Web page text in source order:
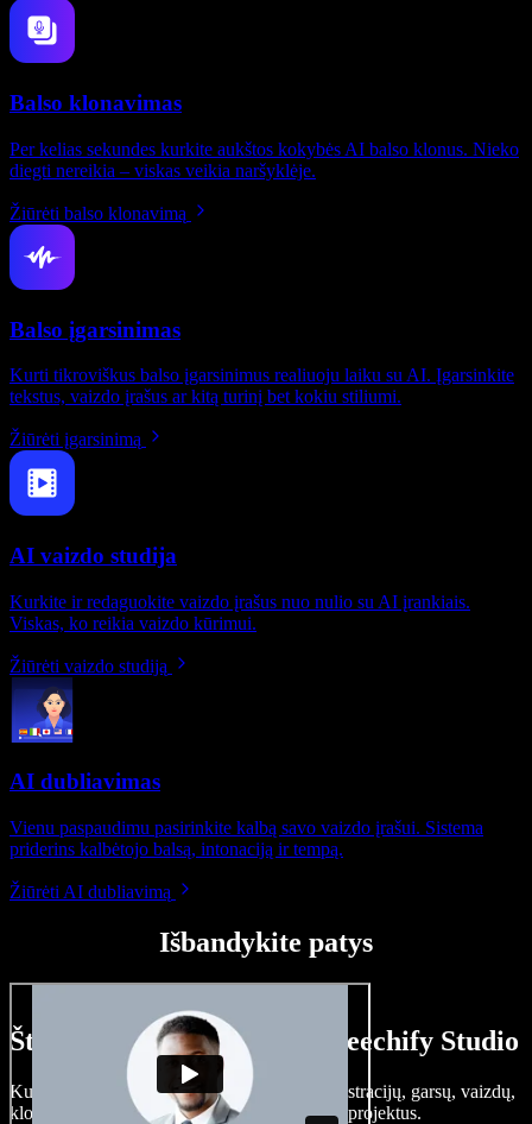
Balso klonavimas
Per kelias sekundes kurkite aukštos kokybės AI balso klonus. Nieko
diegti nereikia – viskas veikia naršyklėje.
Žiūrėti balso klonavimą
Balso įgarsinimas
Kurti tikroviškus balso įgarsinimus realiuoju laiku su AI. Įgarsinkite
tekstus, vaizdo įrašus ar kitą turinį bet kokiu stiliumi.
Žiūrėti įgarsinimą
AI vaizdo studija
Kurkite ir redaguokite vaizdo įrašus nuo nulio su AI įrankiais.
Viskas, ko reikia vaizdo kūrimui.
Žiūrėti vaizdo studiją
AI dubliavimas
Vienu paspaudimu pasirinkite kalbą savo vaizdo įrašui. Sistema
priderins kalbėtojo balsą, intonaciją ir tempą.
Žiūrėti AI dubliavimą
Išbandykite patys
Štai ką galite nuveikti su Speechify Studio
Kurkite įgarsinimus, pridėkite nemokamų iliustracijų, garsų, vaizdų,
klonuokite balsą – kurkite pilnus, įspūdingus projektus.